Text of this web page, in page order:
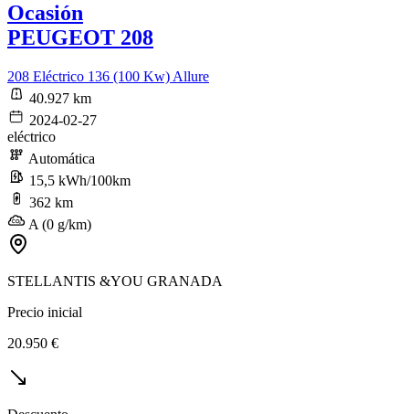
Ocasión
PEUGEOT 208
208 Eléctrico 136 (100 Kw) Allure
40.927 km
2024-02-27
eléctrico
Automática
15,5 kWh/100km
362 km
A (0 g/km)
STELLANTIS &YOU GRANADA
Precio inicial
20.950 €